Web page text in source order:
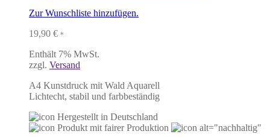
Zur Wunschliste hinzufügen.
19,90 € *
Enthält 7% MwSt.
zzgl. Versand
A4 Kunstdruck mit Wald Aquarell
Lichtecht, stabil und farbbeständig